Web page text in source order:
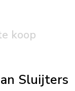
koop
Sluijters